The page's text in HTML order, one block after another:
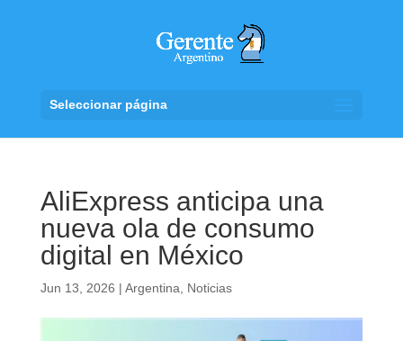
Seleccionar página
AliExpress anticipa una
nueva ola de consumo
digital en México
Jun 13, 2026 | Argentina Noticias